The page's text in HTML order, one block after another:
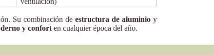
Su combinación de estructura de aluminioy
y confort en cualquier época del año.